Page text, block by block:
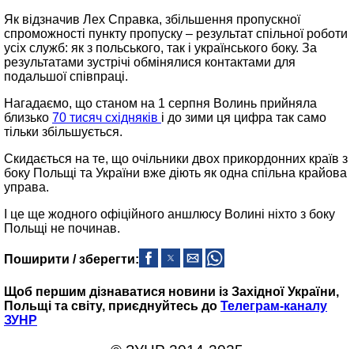
Як відзначив Лех Справка, збільшення пропускної
спроможності пункту пропуску – результат спільної роботи
усіх служб: як з польського, так і українського боку. За
результатами зустрічі обмінялися контактами для
подальшої співпраці.
Нагадаємо, що станом на 1 серпня Волинь прийняла
близько 70 тисяч східняків і до зими ця цифра так само
тільки збільшується.
Скидається на те, що очільники двох прикордонних країв з
боку Польщі та України вже діють як одна спільна крайова
управа.
І це ще жодного офіційного аншлюсу Волині ніхто з боку
Польщі не починав.
Поширити / зберегти:
Щоб першим дізнаватися новини із Західної України,
Польщі та світу, приєднуйтесь до Телеграм-каналу
ЗУНР